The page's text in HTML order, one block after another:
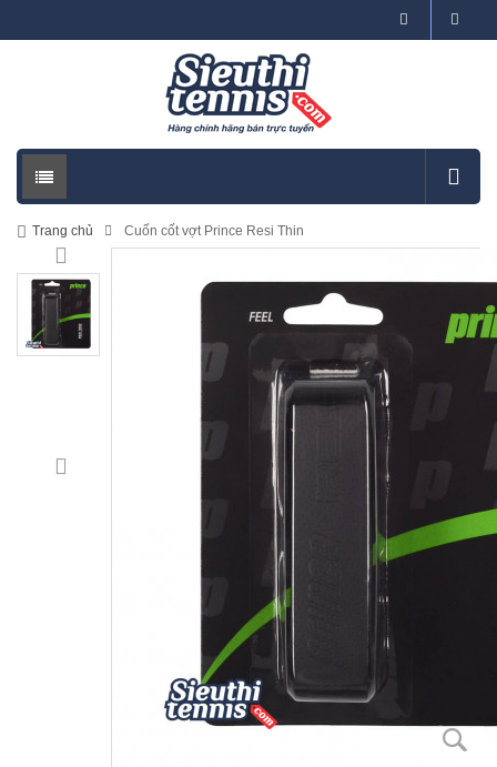
Trang chủ Cuốn cốt vợt Prince Resi Thin